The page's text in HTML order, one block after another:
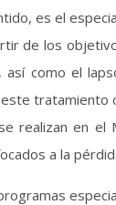
es el
de los
así como el
tratamiento
realizan en el
a la